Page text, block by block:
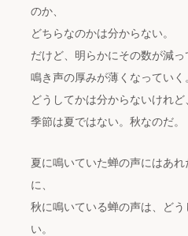
のか、
どちらなのかは分からない。
だけど、明らかにその数が減っ
鳴き声の厚みが薄くなっていく
どうしてかは分からないけれ
季節は夏ではない。秋なのだ。
夏に鳴いていた蝉の声にはあ
に、
秋に鳴いている蝉の声は、ど
い。